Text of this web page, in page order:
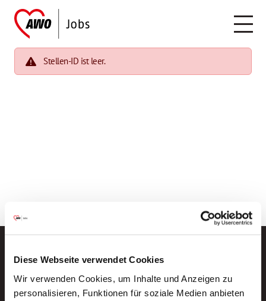
Diese Webseite verwendet Cookies
Wir verwenden Cookies, um Inhalte und Anzeigen zu
personalisieren, Funktionen für soziale Medien anbieten
Stellen-ID ist leer.
Neue Stellen per E-Mail.